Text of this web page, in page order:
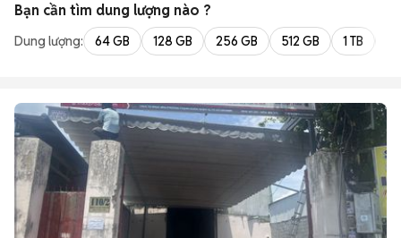
Bạn cần tìm dung lượng nào ?
Dung lượng: 64 GB 128 GB 256 GB 512 GB 1 TB